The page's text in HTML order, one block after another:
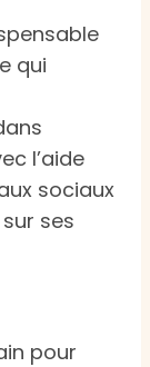
qui
l’aide
sociaux
ses
pour